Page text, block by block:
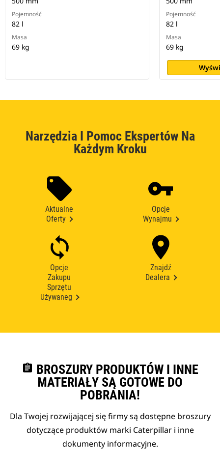
Pojemność
82 l
Masa
69 kg
Pojemność
82 l
Masa
69 kg
Narzędzia I Pomoc Ekspertów Na
Każdym Kroku
Aktualne
Oferty
Opcje
Wynajmu
Opcje
Zakupu
Sprzętu
Używaneg
Znajdź
Dealera
assignment BROSZURY PRODUKTÓW I INNE
MATERIAŁY SĄ GOTOWE DO
POBRANIA!
Dla Twojej rozwijającej się firmy są dostępne broszury
dotyczące produktów marki Caterpillar i inne
dokumenty informacyjne.